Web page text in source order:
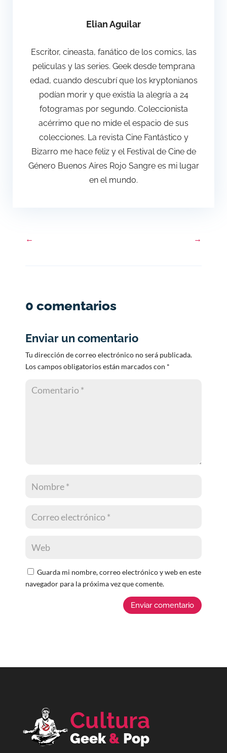
Elian Aguilar
Escritor, cineasta, fanático de los comics, las
peliculas y las series. Geek desde temprana
edad, cuando descubrí que los kryptonianos
podían morir y que existía la alegría a 24
fotogramas por segundo. Coleccionista
acérrimo que no mide el espacio de sus
colecciones. La revista Cine Fantástico y
Bizarro me hace feliz y el Festival de Cine de
Género Buenos Aires Rojo Sangre es mi lugar
en el mundo.
← →
0 comentarios
Enviar un comentario
Tu dirección de correo electrónico no será publicada.
Los campos obligatorios están marcados con *
Guarda mi nombre, correo electrónico y web en este
navegador para la próxima vez que comente.
Enviar comentario